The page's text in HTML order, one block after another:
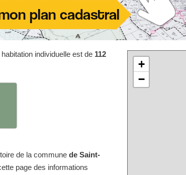
individuelle est de 112
de la commune de Saint-
page des informations
+
−